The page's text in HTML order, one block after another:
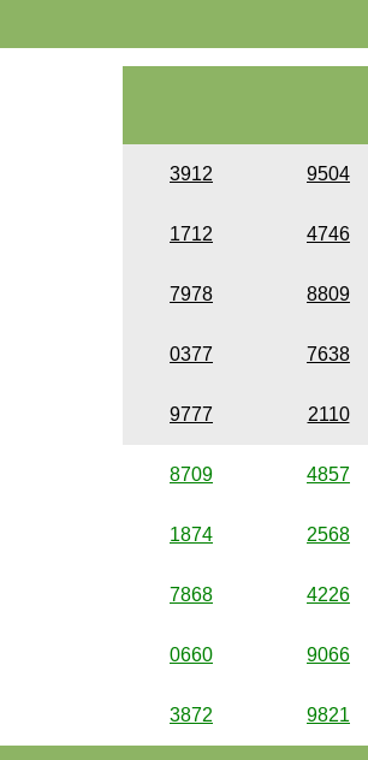
3912 9504
1712 4746
7978 8809
0377 7638
9777 2110
8709 4857
1874 2568
7868 4226
0660 9066
3872 9821